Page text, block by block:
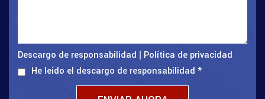
Descargo de responsabilidad
Política de privacidad
He leído el descargo de responsabilidad *